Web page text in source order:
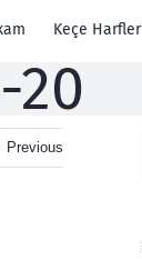
Keçe Harfler
Previous